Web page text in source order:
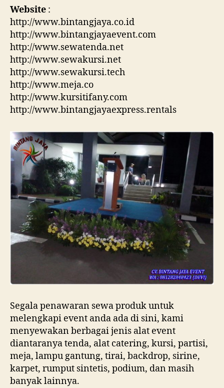
Website :
http://www.bintangjaya.co.id
http://www.bintangjayaevent.com
http://www.sewatenda.net
http://www.sewakursi.net
http://www.sewakursi.tech
http://www.meja.co
http://www.kursitifany.com
http://www.bintangjayaexpress.rentals
Segala penawaran sewa produk untuk
melengkapi event anda ada di sini, kami
menyewakan berbagai jenis alat event
diantaranya tenda, alat catering, kursi, partisi,
meja, lampu gantung, tirai, backdrop, sirine,
karpet, rumput sintetis, podium, dan masih
banyak lainnya.